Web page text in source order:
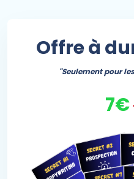
Offre à
"Seulement pour
7€